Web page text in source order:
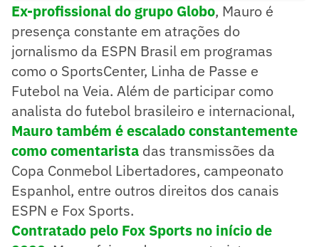
Ex-profissional do grupo Globo, Mauro é
presença constante em atrações do
jornalismo da ESPN Brasil em programas
como o SportsCenter, Linha de Passe e
Futebol na Veia. Além de participar como
analista do futebol brasileiro e internacional,
Mauro também é escalado constantemente
como comentarista das transmissões da
Copa Conmebol Libertadores, campeonato
Espanhol, entre outros direitos dos canais
ESPN e Fox Sports.
Contratado pelo Fox Sports no início de